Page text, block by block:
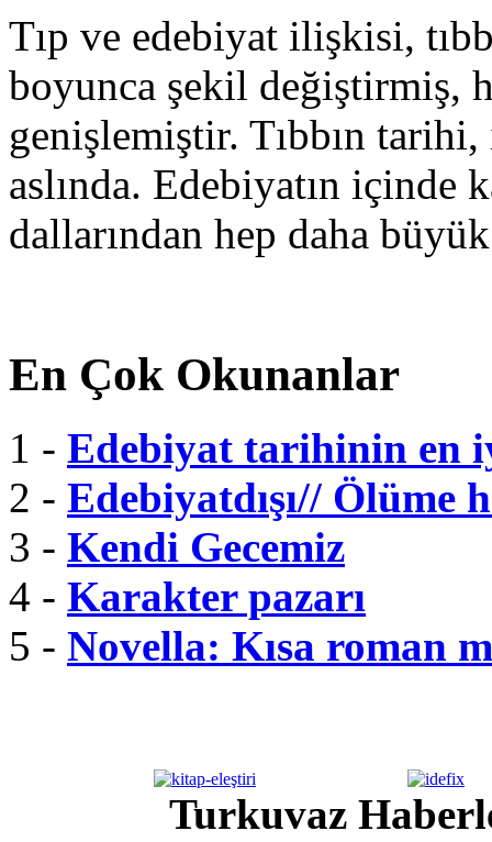
Tıp ve edebiyat ilişkisi,
boyunca şekil değiştirmiş,
genişlemiştir. Tıbbın
aslında. Edebiyatın içinde
dallarından hep daha
En Çok Okunanlar
1 - Edebiyat tarihinin en
2 - Edebiyatdışı// Ölüme
3 - Kendi Gecemiz
4 - Karakter pazarı
5 - Novella: Kısa roman
Turkuvaz